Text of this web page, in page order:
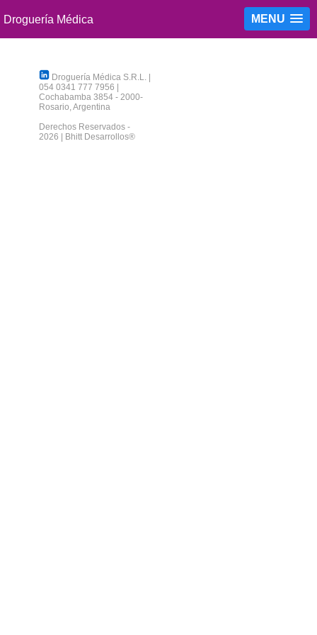
MENU
Droguería Médica S.R.L.
054 0341 777 7956
Cochabamba 3854 - 2000-
Rosario,Argentina
Derechos Reservados -
2026 |
Bhitt Desarrollos®